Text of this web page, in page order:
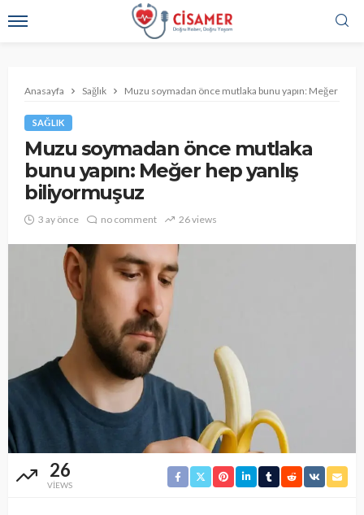
Anasayfa Sağlık Muzu soymadan önce mutlaka bunu yapın: Meğer hep
SAĞLIK
Muzu soymadan önce mutlaka
bunu yapın: Meğer hep yanlış
biliyormuşuz
3 ay önce no comment 26 views
26
VIEWS